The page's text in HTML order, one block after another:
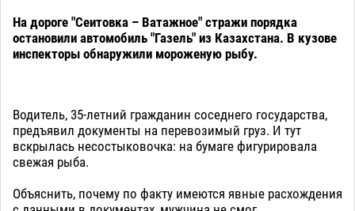
На дороге "Сеитовка – Ватажное" стражи порядка
остановили автомобиль "Газель" из Казахстана. В кузове
инспекторы обнаружили мороженую рыбу.
Водитель, 35-летний гражданин соседнего государства,
предъявил документы на перевозимый груз. И тут
вскрылась несостыковочка: на бумаге фигурировала
свежая рыба.
Объяснить, почему по факту имеются явные расхождения